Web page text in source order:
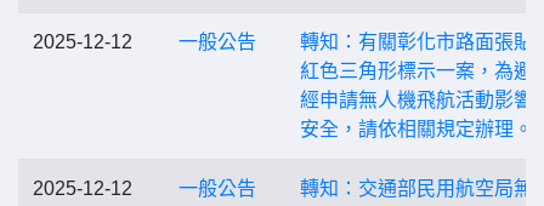
2025-12-12 一般公告
轉知：有關彰化市路面張貼
紅色三角形標示一案，為避
經申請無人機飛航活動影響
安全，請依相關規定辦理。
2025-12-12 一般公告
轉知：交通部民用航空局無